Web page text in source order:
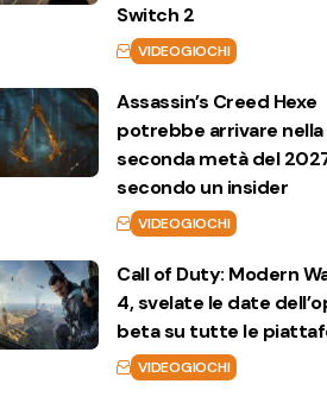
Switch 2
VIDEOGIOCHI
Assassin’s Creed Hexe
potrebbe arrivare nella
seconda metà del
secondo un insider
VIDEOGIOCHI
Call of Duty: Modern
4, svelate le date
beta su tutte le
VIDEOGIOCHI